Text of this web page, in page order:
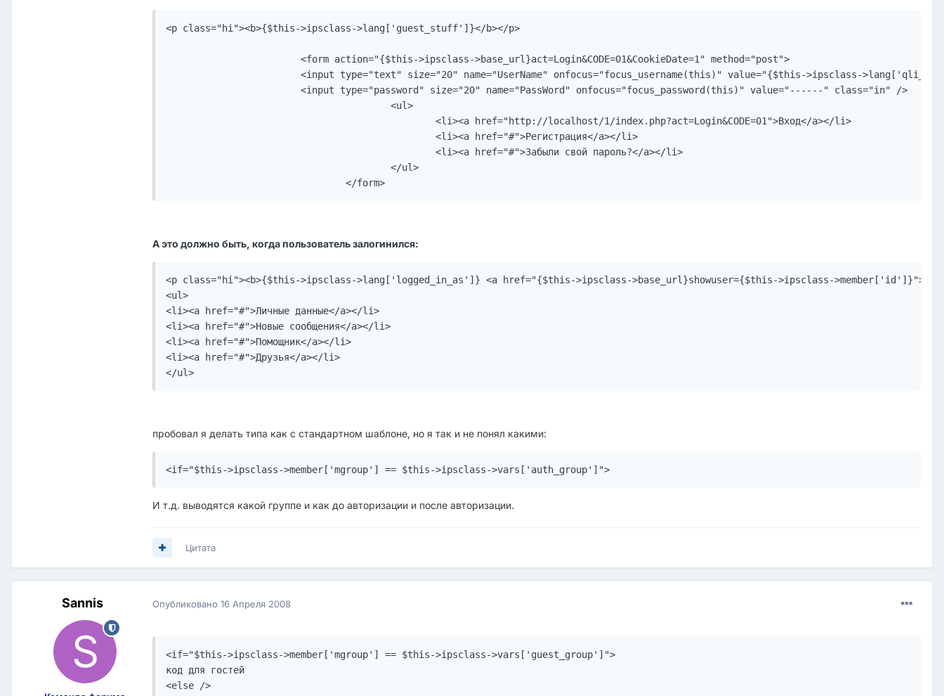
<p class="hi"><b>{$this->ipsclass->lang['guest_stuff']}</b></p>
				</form>
А это должно быть, когда пользователь залогинился:
<p class="hi"><b>{$this->ipsclass->lang['logged_in_as']} <a href="{$this->ipsclass->base_url}showuser={$this->ipsclass-
<ul>
<li><a href="#">Личные данные</a></li>
<li><a href="#">Новые сообщения</a></li>
<li><a href="#">Помощник</a></li>
<li><a href="#">Друзья</a></li>
</ul>
пробовал я делать типа как с стандартном шаблоне, но я так и не понял какими:
<if="$this->ipsclass->member['mgroup'] == $this->ipsclass->vars['auth_group']">
И т.д. выводятся какой группе и как до авторизации и после авторизации.
Цитата
Sannis Опубликовано 16 Апреля 2008
<if="$this->ipsclass->member['mgroup'] == $this->ipsclass->vars['guest_group']">
код для гостей
<else />